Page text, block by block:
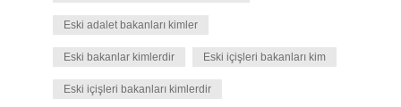
Eski adalet bakanları kimler
Eski bakanlar kimlerdir Eski içişleri bakanları kim
Eski içişleri bakanları kimlerdir